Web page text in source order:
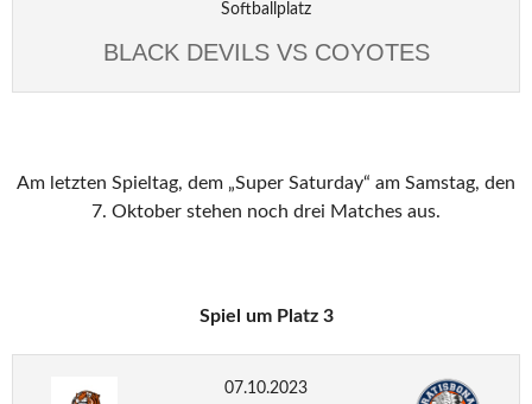
Softballplatz
BLACK DEVILS VS COYOTES
Am letzten Spieltag, dem „Super Saturday“ am Samstag, den
7. Oktober stehen noch drei Matches aus.
Spiel um Platz 3
07.10.2023